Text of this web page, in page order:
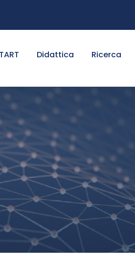
Didattica Ricerca